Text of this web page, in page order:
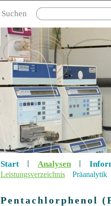
Suchen
Start Analysen
Leistungsverzeichnis Präanalytik
Pentachlorphenol